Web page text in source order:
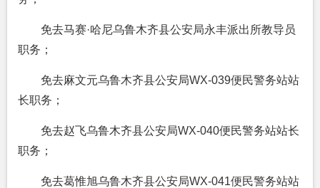
免去马赛·哈尼乌鲁木齐县公安局永丰派出所教导员
职务；
免去麻文元乌鲁木齐县公安局WX-039便民警务站站
长职务；
免去赵飞乌鲁木齐县公安局WX-040便民警务站站长
职务；
免去葛惟旭乌鲁木齐县公安局WX-041便民警务站站